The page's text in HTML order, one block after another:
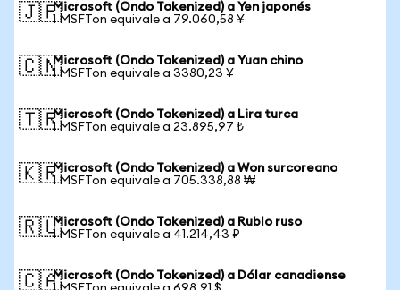
🇯🇵Microsoft (Ondo Tokenized) a Yen japonés
1 MSFTon equivale a 79.060,58 ¥
🇨🇳Microsoft (Ondo Tokenized) a Yuan chino
1 MSFTon equivale a 3380,23 ¥
🇹🇷Microsoft (Ondo Tokenized) a Lira turca
1 MSFTon equivale a 23.895,97 ₺
🇰🇷Microsoft (Ondo Tokenized) a Won surcoreano
1 MSFTon equivale a 705.338,88 ₩
🇷🇺Microsoft (Ondo Tokenized) a Rublo ruso
1 MSFTon equivale a 41.214,43 ₽
🇨🇦Microsoft (Ondo Tokenized) a Dólar canadiense